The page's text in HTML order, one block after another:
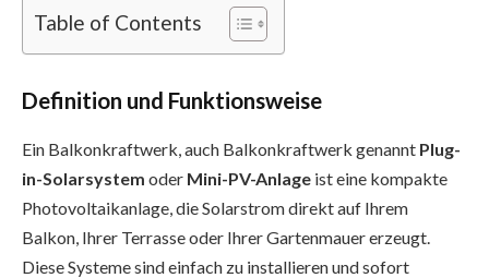
Table of Contents
Definition und Funktionsweise
Ein Balkonkraftwerk, auch Balkonkraftwerk genannt Plug-
in-Solarsystem oder Mini-PV-Anlage ist eine kompakte
Photovoltaikanlage, die Solarstrom direkt auf Ihrem
Balkon, Ihrer Terrasse oder Ihrer Gartenmauer erzeugt.
Diese Systeme sind einfach zu installieren und sofort